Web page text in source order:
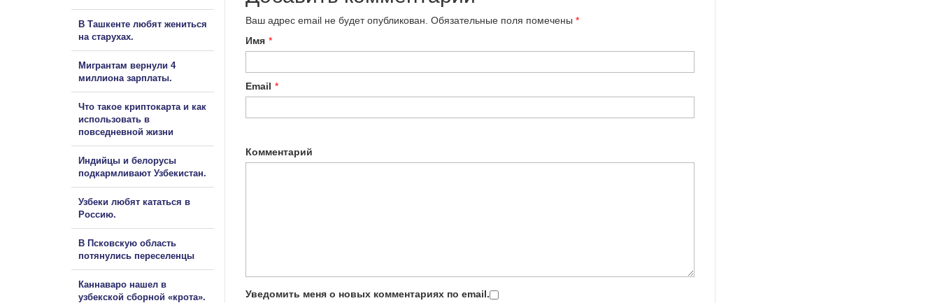
Ваш адрес email не будет опубликован. Обязательные поля помечены *
Имя *
Email *
Комментарий
Уведомить меня о новых комментариях по email.
В Ташкенте любят жениться
на старухах.
Мигрантам вернули 4
миллиона зарплаты.
Что такое криптокарта и как
использовать в
повседневной жизни
Индийцы и белорусы
подкармливают Узбекистан.
Узбеки любят кататься в
Россию.
В Псковскую область
потянулись переселенцы
Каннаваро нашел в
узбекской сборной «крота».